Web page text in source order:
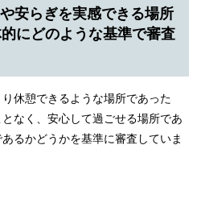
安らぎを実感できる場所
にどのような基準で審査
休憩できるような場所であった
なく、安心して過ごせる場所であ
るかどうかを基準に審査していま